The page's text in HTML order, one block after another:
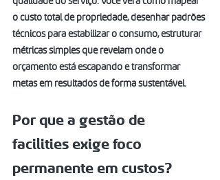
o custo total de propriedade, desenhar padrões
técnicos para estabilizar o consumo, estruturar
métricas simples que revelam onde o
orçamento está escapando e transformar
metas em resultados de forma sustentável.
Por que a gestão de
facilities exige foco
permanente em custos?